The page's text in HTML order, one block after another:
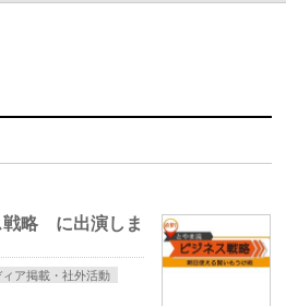
戦略 に出演しま
ィア掲載・社外活動